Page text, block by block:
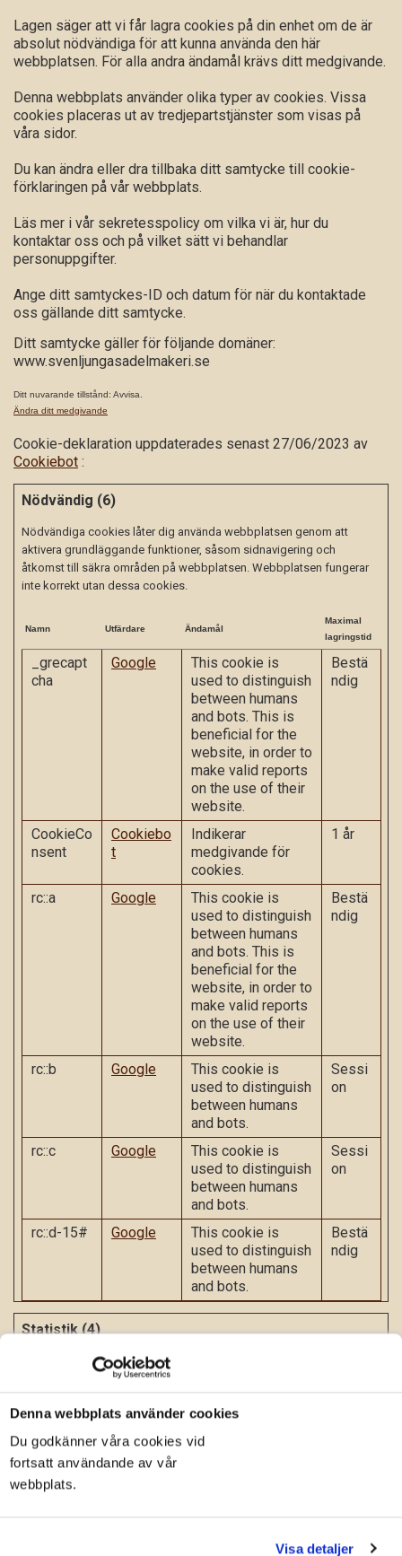
Denna webbplats använder cookies
Du godkänner våra cookies vid
fortsatt användande av vår
webbplats.
Visa detaljer
Lagen säger att vi får lagra cookies på din enhet om de är
absolut nödvändiga för att kunna använda den här
webbplatsen. För alla andra ändamål krävs ditt medgivande.
Denna webbplats använder olika typer av cookies. Vissa
cookies placeras ut av tredjepartstjänster som visas på
våra sidor.
Du kan ändra eller dra tillbaka ditt samtycke till cookie-
förklaringen på vår webbplats.
Läs mer i vår sekretesspolicy om vilka vi är, hur du
kontaktar oss och på vilket sätt vi behandlar
personuppgifter.
Ange ditt samtyckes-ID och datum för när du kontaktade
oss gällande ditt samtycke.
Ditt samtycke gäller för följande domäner:
www.svenljungasadelmakeri.se
Ditt nuvarande tillstånd: Avvisa.
Ändra ditt medgivande
Cookie-deklaration uppdaterades senast 27/06/2023 av
Cookiebot :
Nödvändig (6)
Nödvändiga cookies låter dig använda webbplatsen genom att
aktivera grundläggande funktioner, såsom sidnavigering och
åtkomst till säkra områden på webbplatsen. Webbplatsen fungerar
inte korrekt utan dessa cookies.
Namn Utfärdare Ändamål
Maximal
lagringstid
_grecapt
cha
Google
This cookie is
used to distinguish
between humans
and bots. This is
beneficial for the
website, in order to
make valid reports
on the use of their
website.
Bestä
ndig
CookieCo
nsent
Cookiebo
t
Indikerar
medgivande för
cookies.
1 år
rc::a Google
This cookie is
used to distinguish
between humans
and bots. This is
beneficial for the
website, in order to
make valid reports
on the use of their
website.
Bestä
ndig
rc::b Google
This cookie is
used to distinguish
between humans
and bots.
Sessi
on
rc::c Google
This cookie is
used to distinguish
between humans
and bots.
Sessi
on
rc::d-15# Google
This cookie is
used to distinguish
between humans
and bots.
Bestä
ndig
Statistik (4)
Cookies för statistik hjälper en webbplatsägare att förstå hur
besökare interagerar med webbplatser genom att samla och
rapportera in information anonymt.
Namn Utfärdare Ändamål
navigerar runt på